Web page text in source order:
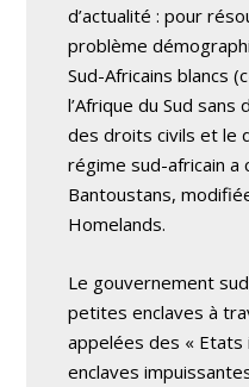
d’actualité : pour
problème
Sud-Africains blancs
l’Afrique du Sud
des droits civils et le
régime sud-africain a
Bantoustans,
Homelands.
Le gouvernement
petites enclaves à
appelées des « Etats
enclaves